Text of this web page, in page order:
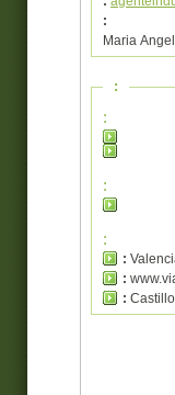
:
Maria
:
:
:
:
:
:
: